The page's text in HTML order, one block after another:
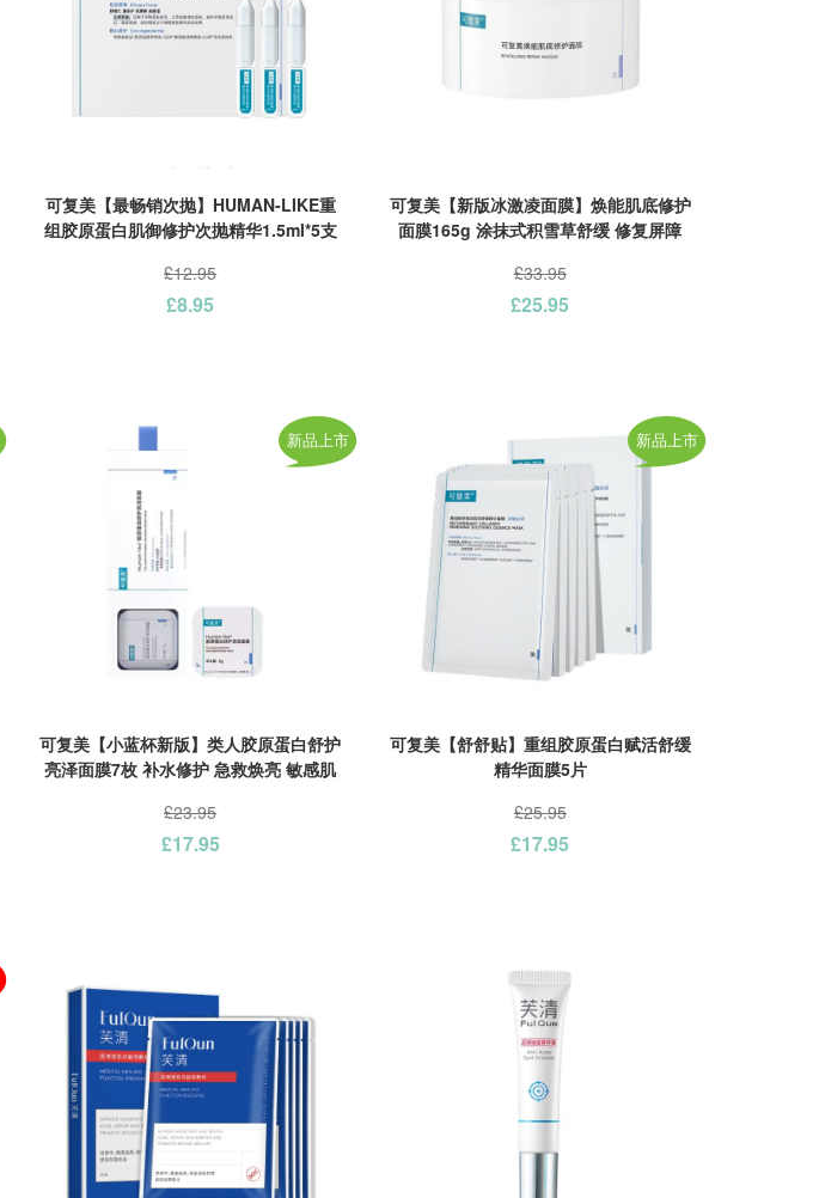
可复美【最畅销次抛】HUMAN-LIKE重
组胶原蛋白肌御修护次抛精华1.5ml*5支
£12.95
£8.95
可复美【新版冰激凌面膜】焕能肌底修护
面膜165g 涂抹式积雪草舒缓 修复屏障
£33.95
£25.95
可复美【小蓝杯新版】类人胶原蛋白舒护
亮泽面膜7枚 补水修护 急救焕亮 敏感肌
新品上市
£23.95
£17.95
可复美【舒舒贴】重组胶原蛋白赋活舒缓
精华面膜5片
新品上市
£25.95
£17.95